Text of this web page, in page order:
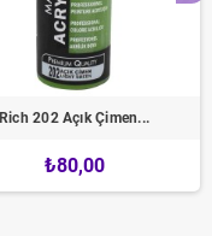
Rich 202 Açık Çimen...
₺80,00